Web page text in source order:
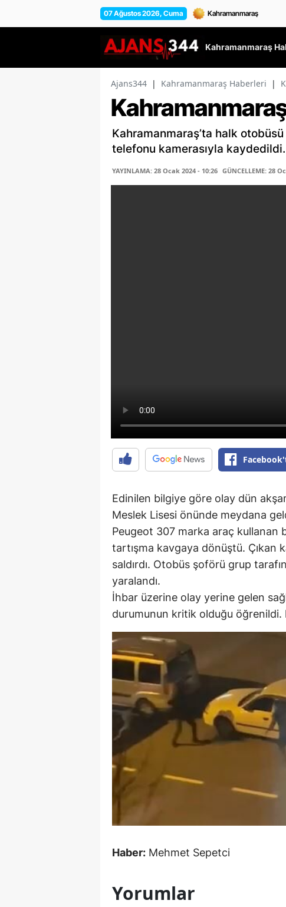
07 Ağustos 2026, Cuma
Kahramanmaraş
Ajans344 | Kahramanmaraş Haberleri |
Kahramanmaraş’ta halk
telefonu kamerasıyla kaydedildi.
YAYINLAMA: 28 Ocak 2024 - 10:26 GÜNCELLEME: 28
Edinilen bilgiye göre olay dün
Meslek Lisesi önünde meydana
Peugeot 307 marka araç kullanan
tartışma kavgaya dönüştü. Çıkan
saldırdı. Otobüs şoförü grup
yaralandı.
İhbar üzerine olay yerine gelen
durumunun kritik olduğu
Haber: Mehmet Sepetci
Yorumlar